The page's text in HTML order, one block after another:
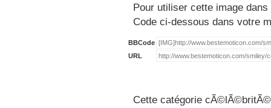
Pour utiliser cette image
Code ci-dessous dans votre
BBCode
URL
Cette catégorie